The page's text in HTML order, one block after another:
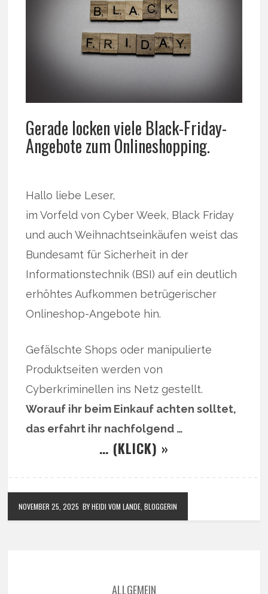
Gerade locken viele Black-Friday-
Angebote zum Onlineshopping.
Hallo liebe Leser,
im Vorfeld von Cyber Week, Black Friday
und auch Weihnachtseinkäufen weist das
Bundesamt für Sicherheit in der
Informationstechnik (BSI) auf ein deutlich
erhöhtes Aufkommen betrügerischer
Onlineshop-Angebote hin.
Gefälschte Shops oder manipulierte
Produktseiten werden von
Cyberkriminellen ins Netz gestellt.
Worauf ihr beim Einkauf achten solltet,
das erfahrt ihr nachfolgend …
… (KLICK) »
NOVEMBER 25, 2025 BY HEIDI VOM LANDE, BLOGGERIN
ALLGEMEIN